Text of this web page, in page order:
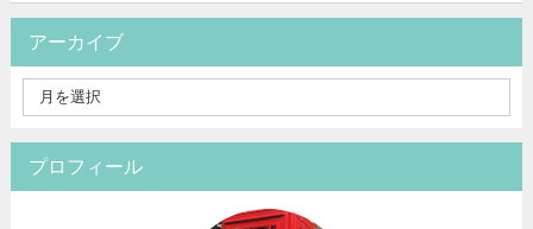
アーカイブ
プロフィール